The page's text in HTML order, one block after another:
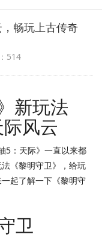
畅玩上古传奇
514
新玩法
际风云
5：天际》一直以来都
《黎明守卫》，给玩
起了解一下《黎明守
卫